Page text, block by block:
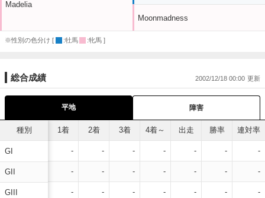
Madelia
Moonmadness
※性別の色分け [ :牡馬 :牝馬 ]
総合成績 2002/12/18 00:00
平地 障害
種別
GI
GII
GIII
1着 2着 3着 4着～ 出走 勝率 連対率
- - - - - - -
- - - - - - -
- - - - - - -